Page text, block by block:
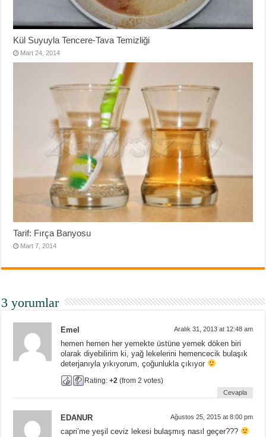
Kül Suyuyla Tencere-Tava Temizliği
Mart 24, 2014
Tarif: Fırça Banyosu
Mart 7, 2014
3 yorumlar
Emel Aralık 31, 2013 at 12:48 am
hemen hemen her yemekte üstüne yemek döken biri
olarak diyebilirim ki, yağ lekelerini hemencecik bulaşık
deterjanıyla yıkıyorum, çoğunlukla çıkıyor
Rating:+2 (from 2 votes)
Cevapla
EDANUR Ağustos 25, 2015 at 8:00 pm
capri’me yeşil ceviz lekesi bulaşmış nasıl geçer???